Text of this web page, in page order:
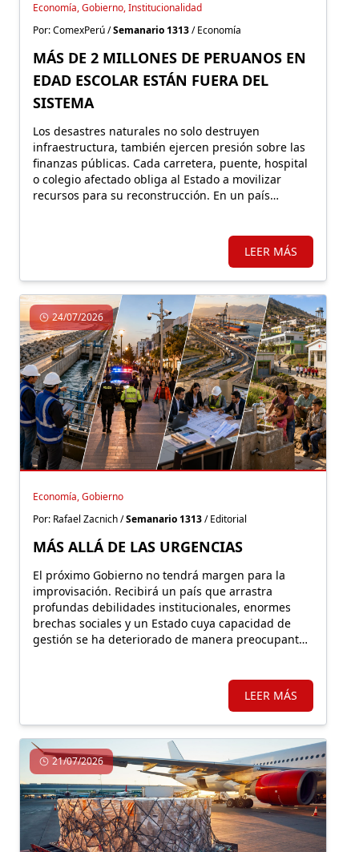
Economía, Gobierno, Institucionalidad
Por: ComexPerú /Semanario 1313/ Economía
MÁS DE 2 MILLONES DE PERUANOS EN
EDAD ESCOLAR ESTÁN FUERA DEL
SISTEMA
Los desastres naturales no solo destruyen
infraestructura, también ejercen presión sobre las
finanzas públicas. Cada carretera, puente, hospital
o colegio afectado obliga al Estado a movilizar
recursos para su reconstrucción. En un país
LEER MÁS
24/07/2026
Economía, Gobierno
Por: Rafael Zacnich /Semanario 1313/ Editorial
MÁS ALLÁ DE LAS URGENCIAS
El próximo Gobierno no tendrá margen para la
improvisación. Recibirá un país que arrastra
profundas debilidades institucionales, enormes
brechas sociales y un Estado cuya capacidad de
gestión se ha deteriorado de manera preocupante
LEER MÁS
21/07/2026